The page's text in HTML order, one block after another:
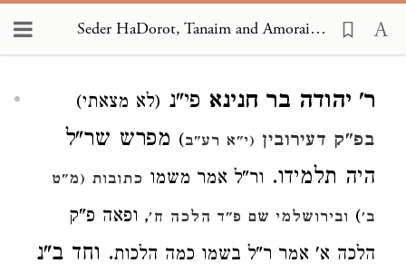
Seder HaDorot, Tanaim and Amoraim 1669
ר' יהודה בר חנינא פי"נ (לא מצאתי)
בפ"ק דעירובין (י"א רע"ב) מפרש שר"ל
היה תלמידו. ור"ל אמר משמו כתובות (מ"ט
ב') ובירושלמי שם פ"ד הלכה ח', ופאה פ"ק
הלכה א' אמר ר"ל בשמו כמה הלכות. וחד ב"נ